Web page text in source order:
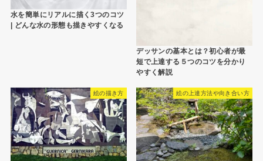
水を簡単にリアルに描く3つのコツ
| どんな水の形態も描きやすくなる
デッサンの基本とは？初心者が最
短で上達する５つのコツを分かり
やすく解説
絵の描き方 絵の上達方法や向き合い方